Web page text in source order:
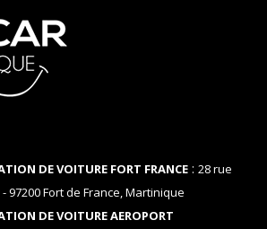
DE VOITURE FORT FRANCE: 28 rue
97200 Fort de France, Martinique
DE VOITURE AEROPORT